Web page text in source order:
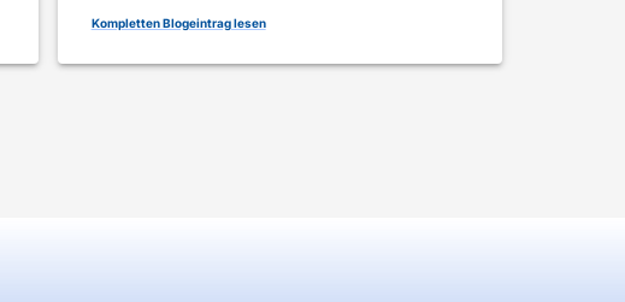
Kompletten Blogeintrag lesen